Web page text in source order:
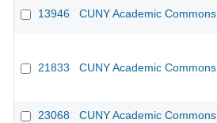
13946 CUNY Academic Commons
21833 CUNY Academic Commons
23068 CUNY Academic Commons